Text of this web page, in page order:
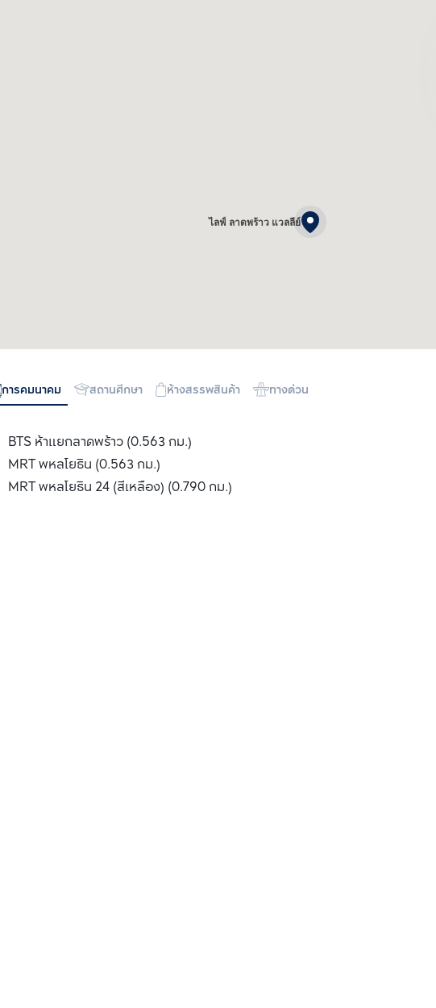
ไลฟ์ ลาดพร้าว แวลลีย์
การคมนาคม สถานศึกษา ห้างสรรพสินค้า ทางด่วน
BTS ห้าแยกลาดพร้าว (0.563 กม.)
MRT พหลโยธิน (0.563 กม.)
MRT พหลโยธิน 24 (สีเหลือง) (0.790 กม.)